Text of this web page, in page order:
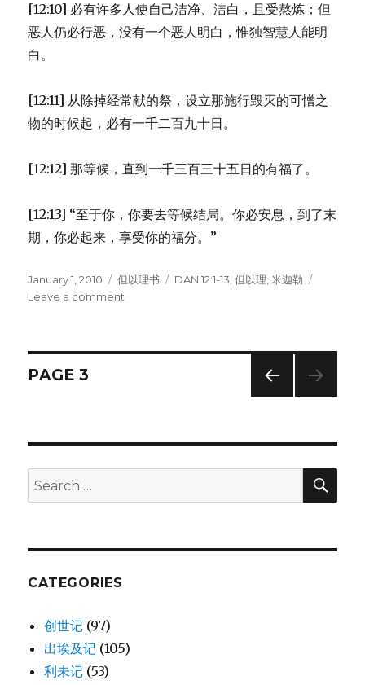
[12:10] 必有许多人使自己洁净、洁白，且受熬炼；但
恶人仍必行恶，没有一个恶人明白，惟独智慧人能明
白。
[12:11] 从除掉经常献的祭，设立那施行毁灭的可憎之
物的时候起，必有一千二百九十日。
[12:12] 那等候，直到一千三百三十五日的有福了。
[12:13] “至于你，你要去等候结局。你必安息，到了末
期，你必起来，享受你的福分。”
Posted
on
January 1, 2010 Categories
但以理书 Tags
DAN 12:1-13 ,但以理 ,米迦勒
Leave a comment
Posts
E
PAGE 3
Search
for:
CATEGORIES
创世记 (97)
出埃及记 (105)
利未记 (53)